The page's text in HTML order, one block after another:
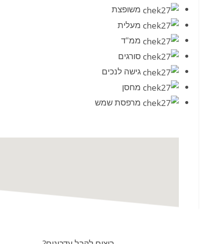
משופצת
מעלית
ממ"ד
סורגים
גישה לנכים
מחסן
מרפסת שמש